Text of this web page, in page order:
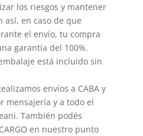
los riesgos y mantener
así, en caso de que
el envío, tu compra
garantía del 100%.
está incluido sin
envíos a CABA y
mensajería y a todo el
También podés
en nuestro punto